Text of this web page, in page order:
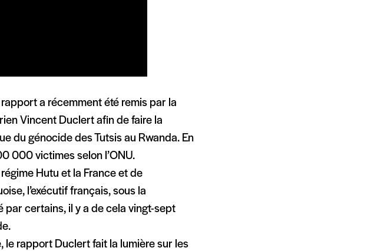
a récemment été remis par la
Vincent Duclert afin de faire la
du génocide des Tutsis au Rwanda. En
000 victimes selon l’ONU.
Hutu et la France et de
l’exécutif français, sous la
certains, il y a de cela vingt-sept
le rapport Duclert fait la lumière sur les